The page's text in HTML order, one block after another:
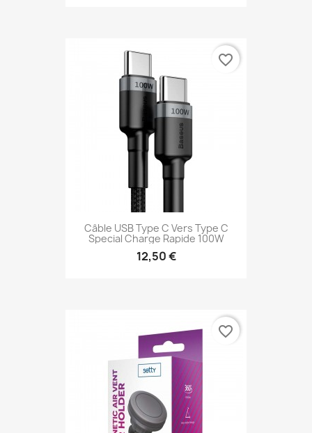
Câble USB Type C Vers Type C
Special Charge Rapide 100W
12,50 €
favorite_border
favorite_border